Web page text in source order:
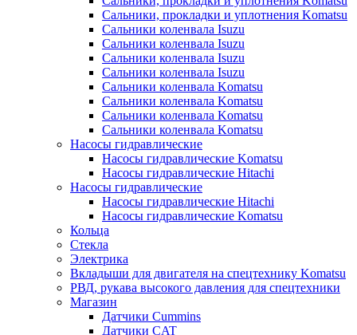
Сальники, прокладки и уплотнения Komatsu
Сальники коленвала Isuzu
Сальники коленвала Isuzu
Сальники коленвала Isuzu
Сальники коленвала Isuzu
Сальники коленвала Komatsu
Сальники коленвала Komatsu
Сальники коленвала Komatsu
Сальники коленвала Komatsu
Насосы гидравлические
Насосы гидравлические Komatsu
Насосы гидравлические Hitachi
Насосы гидравлические
Насосы гидравлические Hitachi
Насосы гидравлические Komatsu
Кольца
Стекла
Электрика
Вкладыши для двигателя на спецтехнику Komatsu
РВД, рукава высокого давления для спецтехники
Магазин
Датчики Cummins
Датчики CAT